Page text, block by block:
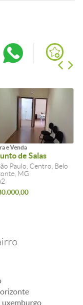
e Venda
de Salas
Paulo, Centro, Belo
MG